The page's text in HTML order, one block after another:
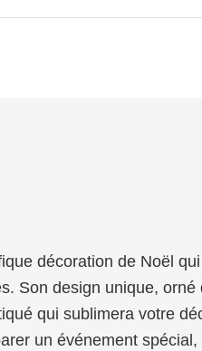
décoration de Noël
Son design unique, orné
qui sublimera votre
un événement spécial,